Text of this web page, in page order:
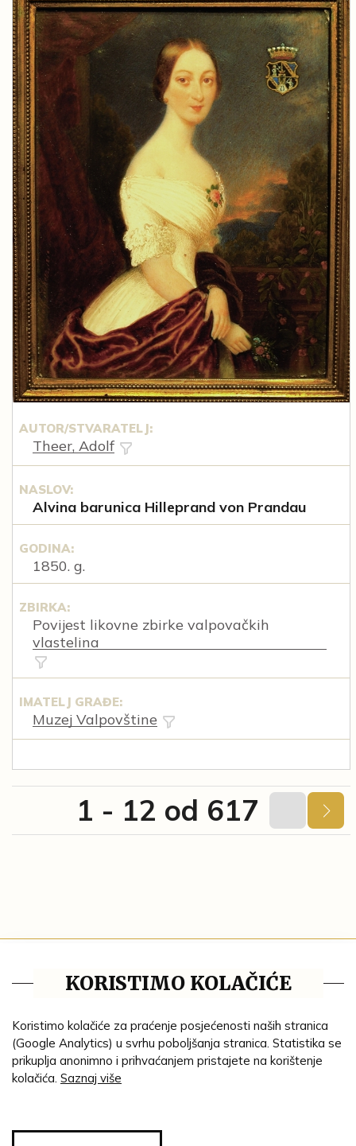
AUTOR/STVARATELJ:
Theer, Adolf
NASLOV:
Alvina barunica Hilleprand von Prandau
GODINA:
1850. g.
ZBIRKA:
Povijest likovne zbirke valpovačkih
vlastelina
IMATELJ GRAĐE:
Muzej Valpovštine
1 - 12 od 617
Impresum
Ustanove
Lenta vremena
Genealogija
KORISTIMO KOLAČIĆE
Koristimo kolačiće za praćenje posjećenosti naših stranica
(Google Analytics) u svrhu poboljšanja stranica. Statistika se
prikuplja anonimno i prihvaćanjem pristajete na korištenje
kolačića. Saznaj više